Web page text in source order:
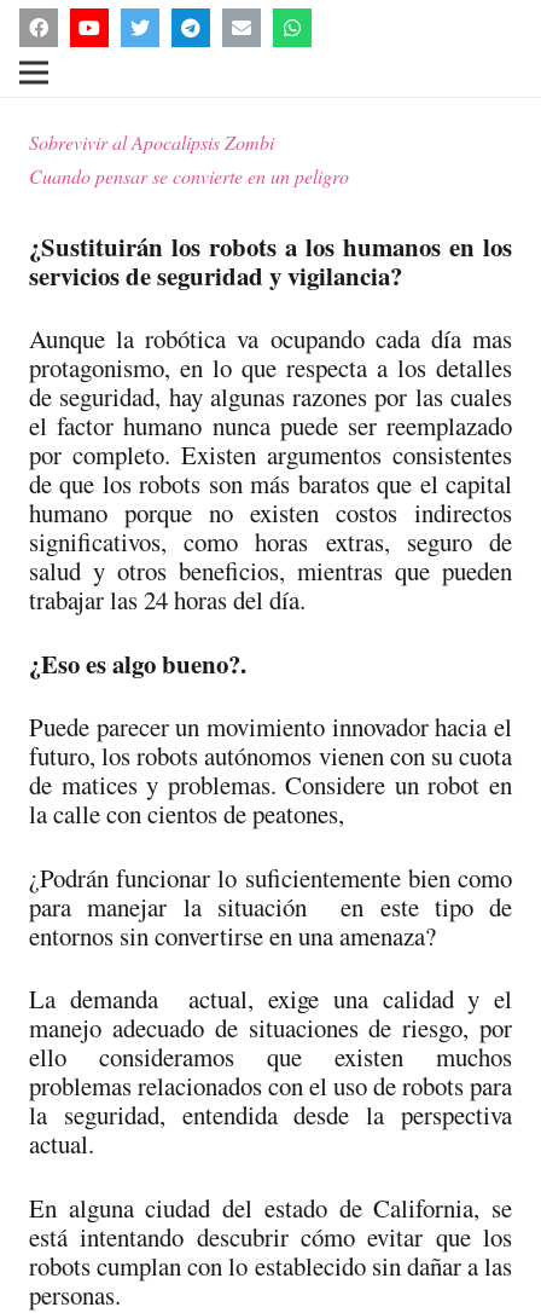
Sobrevivir al Apocalipsis Zombi
Cuando pensar se convierte en un peligro
¿Sustituirán los robots a los humanos en los
servicios de seguridad y vigilancia?
Aunque la robótica va ocupando cada día mas
protagonismo, en lo que respecta a los detalles
de seguridad, hay algunas razones por las cuales
el factor humano nunca puede ser reemplazado
por completo. Existen argumentos consistentes
de que los robots son más baratos que el capital
humano porque no existen costos indirectos
significativos, como horas extras, seguro de
salud y otros beneficios, mientras que pueden
trabajar las 24 horas del día.
¿Eso es algo bueno?.
Puede parecer un movimiento innovador hacia el
futuro, los robots autónomos vienen con su cuota
de matices y problemas. Considere un robot en
la calle con cientos de peatones,
¿Podrán funcionar lo suficientemente bien como
para manejar la situación en este tipo de
entornos sin convertirse en una amenaza?
La demanda actual, exige una calidad y el
manejo adecuado de situaciones de riesgo, por
ello consideramos que existen muchos
problemas relacionados con el uso de robots para
la seguridad, entendida desde la perspectiva
actual.
En alguna ciudad del estado de California, se
está intentando descubrir cómo evitar que los
robots cumplan con lo establecido sin dañar a las
personas.